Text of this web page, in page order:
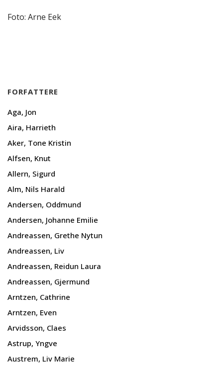
Foto: Arne Eek
FORFATTERE
Aga, Jon
Aira, Harrieth
Aker, Tone Kristin
Alfsen, Knut
Allern, Sigurd
Alm, Nils Harald
Andersen, Oddmund
Andersen, Johanne Emilie
Andreassen, Grethe Nytun
Andreassen, Liv
Andreassen, Reidun Laura
Andreassen, Gjermund
Arntzen, Cathrine
Arntzen, Even
Arvidsson, Claes
Astrup, Yngve
Austrem, Liv Marie